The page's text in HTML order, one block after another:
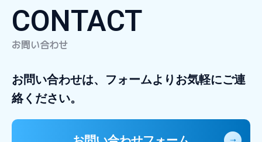
CONTACT
お問い合わせ
お問い合わせは、フォームよりお気軽にご連
絡ください。